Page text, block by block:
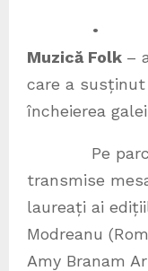
Muzică Folk –
care a
încheierea
Pe
transmise
laureați ai
Modreanu
Amy Branam